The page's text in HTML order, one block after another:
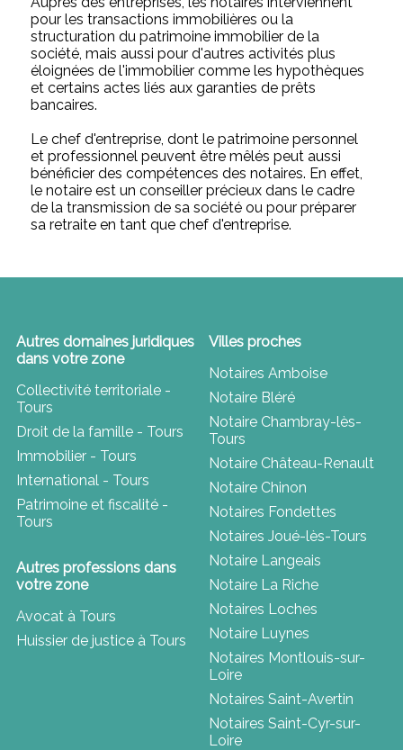
pour les transactions immobilières ou la
structuration du patrimoine immobilier de la
société, mais aussi pour d'autres activités plus
éloignées de l'immobilier comme les hypothèques
et certains actes liés aux garanties de prêts
bancaires.
Le chef d'entreprise, dont le patrimoine personnel
et professionnel peuvent être mêlés peut aussi
bénéficier des compétences des notaires. En effet,
le notaire est un conseiller précieux dans le cadre
de la transmission de sa société ou pour préparer
sa retraite en tant que chef d'entreprise.
Autres domaines juridiques
dans votre zone
Collectivité territoriale -
Tours
Droit de la famille - Tours
Immobilier - Tours
International - Tours
Patrimoine et fiscalité -
Tours
Autres professions dans
votre zone
Avocat à Tours
Huissier de justice à Tours
Villes proches
Notaires Amboise
Notaire Bléré
Notaire Chambray-lès-
Tours
Notaire Château-Renault
Notaire Chinon
Notaires Fondettes
Notaires Joué-lès-Tours
Notaire Langeais
Notaire La Riche
Notaires Loches
Notaire Luynes
Notaires Montlouis-sur-
Loire
Notaires Saint-Avertin
Notaires Saint-Cyr-sur-
Loire